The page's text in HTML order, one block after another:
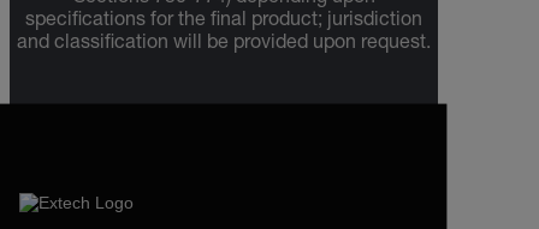
specifications for the final product; jurisdiction
and classification will be provided upon request.